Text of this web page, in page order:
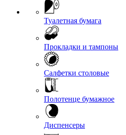
Туалетная бумага
Прокладки и тампоны
Салфетки столовые
Полотенце бумажное
Диспенсеры